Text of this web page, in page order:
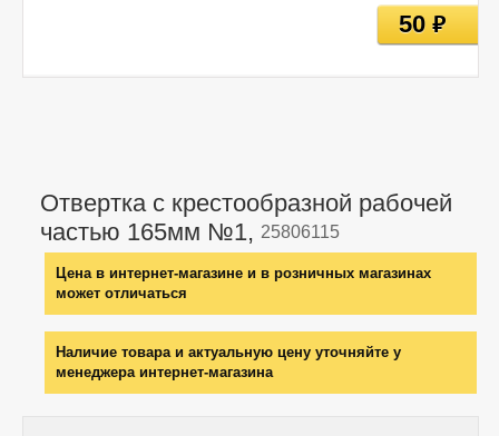
Отвертка с крестообразной рабочей
частью 165мм №1, 25806115
Цена в интернет-магазине и в розничных магазинах
может отличаться
Наличие товара и актуальную цену уточняйте у
менеджера интернет-магазина
50руб